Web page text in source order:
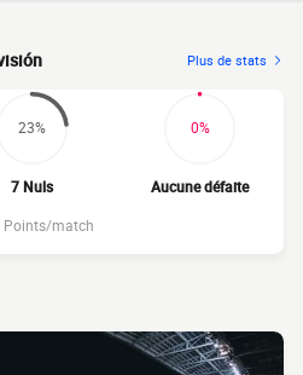
Plus de stats
23%
7 Nuls
0%
Aucune défaite
Points/match